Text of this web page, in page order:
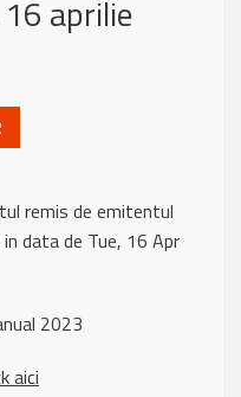
aprilie
remis de emitentul
in data de Tue, 16 Apr
2023
aici